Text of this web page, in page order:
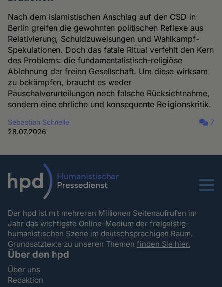
Nach dem islamistischen Anschlag auf den CSD in
Berlin greifen die gewohnten politischen Reflexe aus
Relativierung, Schuldzuweisungen und Wahlkampf-
Spekulationen. Doch das fatale Ritual verfehlt den Kern
des Problems: die fundamentalistisch-religiöse
Ablehnung der freien Gesellschaft. Um diese wirksam
zu bekämpfen, braucht es weder
Pauschalverurteilungen noch falsche Rücksichtnahme,
sondern eine ehrliche und konsequente Religionskritik.
Sebastian Schnelle
28.07.2026
7
Menu
Der hpd ist mit mehreren Millionen Seitenaufrufen im
Jahr das wichtigste Online-Medium der freigeistig-
humanistischen Szene im deutschsprachigen Raum.
Grundsatztexte zu unseren Themenfinden Sie hier.
Über den hpd
Über uns
Redaktion